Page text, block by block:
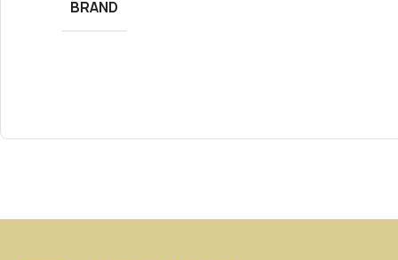
BRAND